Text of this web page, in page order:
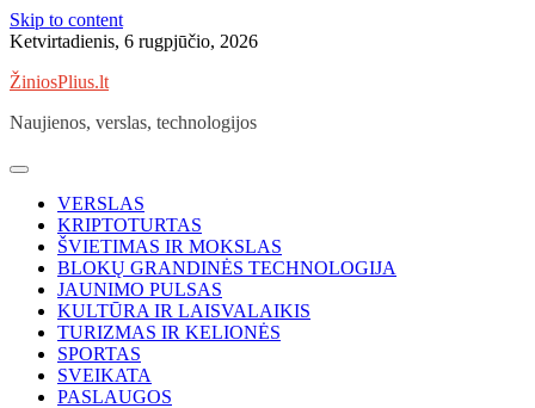
Skip to content
Ketvirtadienis, 6 rugpjūčio, 2026
ŽiniosPlius.lt
Naujienos, verslas, technologijos
VERSLAS
KRIPTOTURTAS
ŠVIETIMAS IR MOKSLAS
BLOKŲ GRANDINĖS TECHNOLOGIJA
JAUNIMO PULSAS
KULTŪRA IR LAISVALAIKIS
TURIZMAS IR KELIONĖS
SPORTAS
SVEIKATA
PASLAUGOS